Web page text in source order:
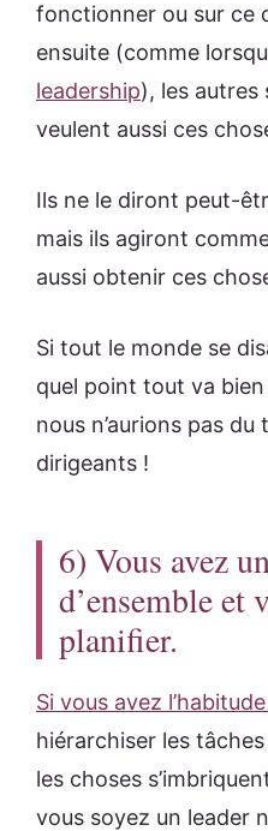
fonctionner ou sur ce
ensuite (comme
leadership), les autres
veulent aussi ces
Ils ne le diront peut-
mais ils agiront
aussi obtenir ces
Si tout le monde se
quel point tout va
nous n’aurions pas
dirigeants !
6) Vous avez
d’ensemble et
planifier.
Si vous avez
hiérarchiser les
les choses
vous soyez un leader